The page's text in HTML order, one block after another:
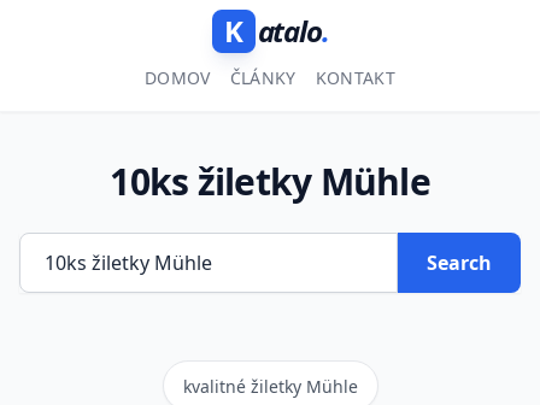
K atalo.
DOMOV ČLÁNKY KONTAKT
10ks žiletky Mühle
Search
kvalitné žiletky Mühle